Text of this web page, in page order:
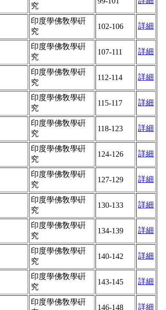
究
印度學佛敎學硏
究
102-106 詳細
印度學佛敎學硏
究
107-111 詳細
印度學佛敎學硏
究
112-114 詳細
印度學佛敎學硏
究
115-117 詳細
印度學佛敎學硏
究
118-123 詳細
印度學佛敎學硏
究
124-126 詳細
印度學佛敎學硏
究
127-129 詳細
印度學佛敎學硏
究
130-133 詳細
印度學佛敎學硏
究
134-139 詳細
印度學佛敎學硏
究
140-142 詳細
印度學佛敎學硏
究
143-145 詳細
印度學佛敎學硏
146-148 詳細